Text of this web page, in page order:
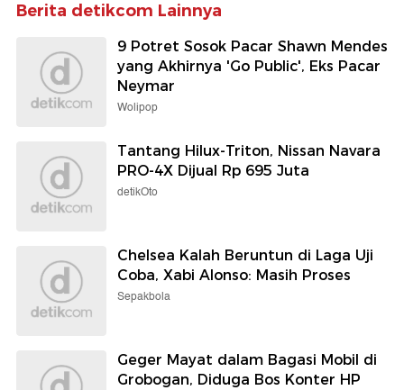
Berita detikcom Lainnya
9 Potret Sosok Pacar Shawn Mendes
yang Akhirnya 'Go Public', Eks Pacar
Neymar
Wolipop
Tantang Hilux-Triton, Nissan Navara
PRO-4X Dijual Rp 695 Juta
detikOto
Chelsea Kalah Beruntun di Laga Uji
Coba, Xabi Alonso: Masih Proses
Sepakbola
Geger Mayat dalam Bagasi Mobil di
Grobogan, Diduga Bos Konter HP